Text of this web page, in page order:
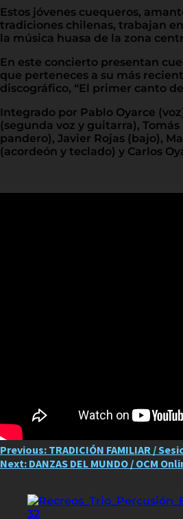
Estos jóvenes cuequeros,
tradiciones chilenas, trabajan
la música huasa de la zona
En este concierto presentan
que perteneces a su más
discográfico, “El primer canto
Integrado por Pablo Oyarce
(segunda voz y guitarra),
pandero), Javier Rojas (bajo),
(acordeón y teclado) y Carlos
Post
navigation
Previous: TRADICIÓN FAMILIAR /
Next: DANZAS DEL MUNDO / OCM